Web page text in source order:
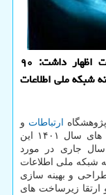
رئیس پژوهشگاه ارتباطات و فناوری اطلاعات اظهار داشت: ۹۰
شبکه ملی اطلاعات
ارتباطات و
فناوری اطلاعات، وحید یزدانیان درباره برنامه های سال ۱۴۰۱ این
سال جاری در مورد
شبکه ملی اطلاعات
و بهینه سازی
زیرساخت های